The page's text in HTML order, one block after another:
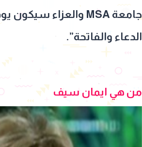
الدعاء والفاتحة”.
من هي ايمان سيف